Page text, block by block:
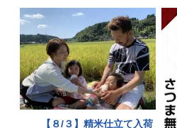
【８/３】精米仕立て入荷